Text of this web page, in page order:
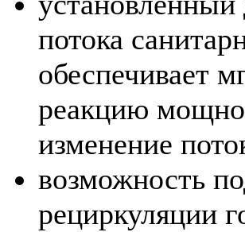
потока
обеспечивает
реакцию
изменение
возможность
рециркуляции